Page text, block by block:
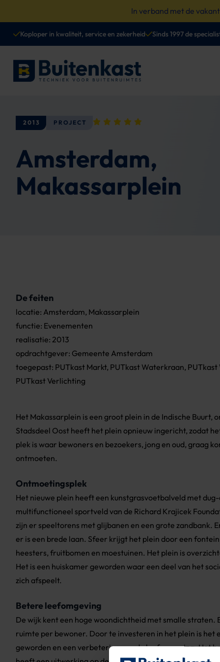
content
In verband met de
Koploper in kwaliteit, service en zekerheid Sinds 1997 de
Amsterdam,
Makassarplein
2013 PROJECT
De feiten
locatie: Amsterdam, Makassarplein
functie: Evenementen
realisatie: 2013
opdrachtgever: Gemeente Amsterdam
toegepast: PUTkast Markt, PUTkast Waterkraan,
PUTkast Verlichting
Het Makassarplein is een groot plein in de Indische Buurt,
Stadsdeel Oost heeft het plein opnieuw ingericht, zodat
plek is waar bewoners en bezoekers, jong en oud, graag
ontmoeten.
Ontmoetingsplek
Het nieuwe plein heeft een kunstgrasvoetbalveld met
multifunctioneel sportveld van de Richard Krajicek
zijn er speeltorens met glijbanen en een grote zandbank.
er is een brede laan. Sfeer krijgt het plein door een
heesters, fruitbomen en moestuinen. Het plein is
Het is een huiskamer geworden waar een deel van het
zich afspeelt.
Betere leefomgeving
De wijk kent een hoge woondichtheid met smalle straten.
ruimte per bewoner. Door te investeren in het plein is het
geworden en een verbetering van de leefomgeving. Het